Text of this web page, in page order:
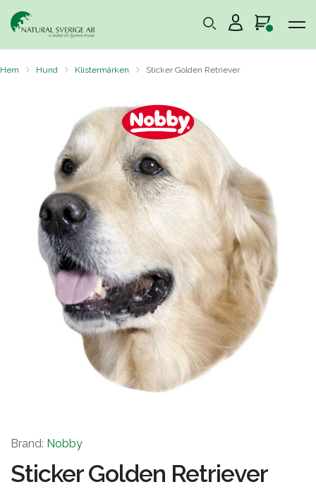
Hem Hund Klistermärken Sticker Golden Retriever
Brand: Nobby
Sticker Golden Retriever